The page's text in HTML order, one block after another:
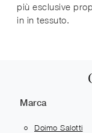
più esclusive
in in tessuto.
Marca
Doimo Salotti